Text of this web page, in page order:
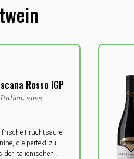
Rosso IGP
2023
Fruchtsäure
die perfekt zu
der italienischen